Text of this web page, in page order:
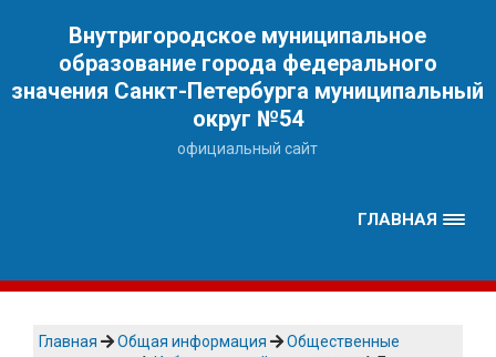
Внутригородское муниципальное
образование города федерального
значения Санкт-Петербурга муниципальный
округ №54
официальный сайт
ГЛАВНАЯ
Главная Общая информация
Общественные